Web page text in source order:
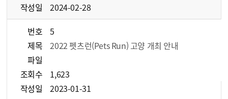
작성일
2024-02-28
번호
5
제목
2022 펫츠런(Pets Run) 고양 개최 안내
파일
조회수
1,623
작성일
2023-01-31